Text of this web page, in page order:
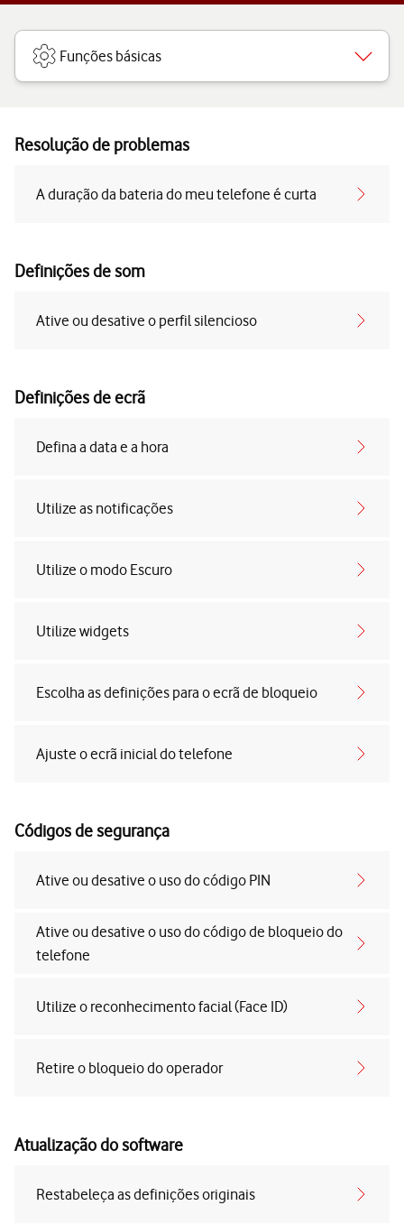
Funções básicas
Resolução de problemas
A duração da bateria do meu telefone é curta
Definições de som
Ative ou desative o perfil silencioso
Definições de ecrã
Defina a data e a hora
Utilize as notificações
Utilize o modo Escuro
Utilize widgets
Escolha as definições para o ecrã de bloqueio
Ajuste o ecrã inicial do telefone
Códigos de segurança
Ative ou desative o uso do código PIN
Ative ou desative o uso do código de bloqueio do
telefone
Utilize o reconhecimento facial (Face ID)
Retire o bloqueio do operador
Atualização do software
Restabeleça as definições originais